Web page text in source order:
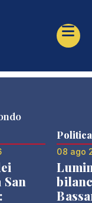
San
Politica
08 ago